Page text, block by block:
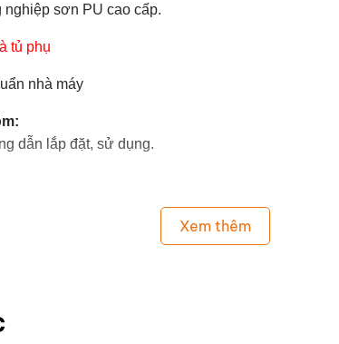
nghiệp sơn PU cao cấp.
tủ phụ
nhà máy
dẫn lắp đặt, sử dụng.
Xem thêm